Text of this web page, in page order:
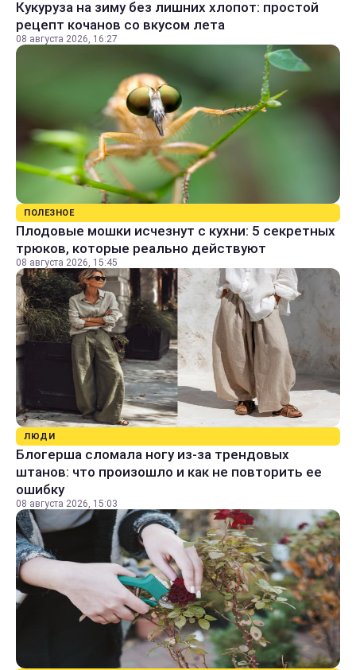
Кукуруза на зиму без лишних хлопот: простой
рецепт кочанов со вкусом лета
08 августа 2026, 16:27
ПОЛЕЗНОЕ
Плодовые мошки исчезнут с кухни: 5 секретных
трюков, которые реально действуют
08 августа 2026, 15:45
ЛЮДИ
Блогерша сломала ногу из-за трендовых
штанов: что произошло и как не повторить ее
ошибку
08 августа 2026, 15:03